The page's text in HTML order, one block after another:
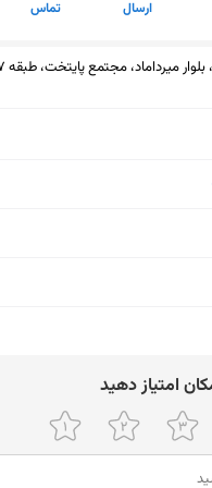
ارسال تماس
۱۰ تا ۲۰
اﻣﺘﯿﺎز دﻫﯿﺪ